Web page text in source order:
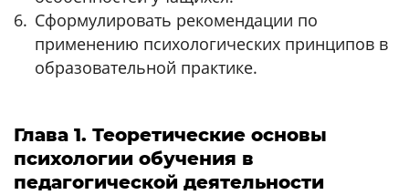
Сформулировать рекомендации по
применению психологических принципов в
образовательной практике.
Глава 1. Теоретические основы
психологии обучения в
педагогической деятельности